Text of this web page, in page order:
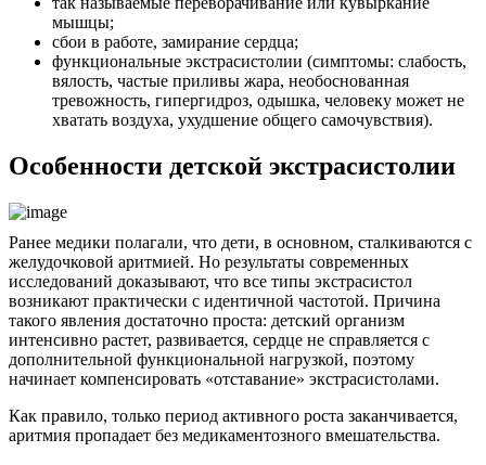
мышцы;
сбои в работе, замирание сердца;
функциональные экстрасистолии (симптомы: слабость,
вялость, частые приливы жара, необоснованная
тревожность, гипергидроз, одышка, человеку может не
хватать воздуха, ухудшение общего самочувствия).
Особенности детской экстрасистолии
Ранее медики полагали, что дети, в основном, сталкиваются с
желудочковой аритмией. Но результаты современных
исследований доказывают, что все типы экстрасистол
возникают практически с идентичной частотой. Причина
такого явления достаточно проста: детский организм
интенсивно растет, развивается, сердце не справляется с
дополнительной функциональной нагрузкой, поэтому
начинает компенсировать «отставание» экстрасистолами.
Как правило, только период активного роста заканчивается,
аритмия пропадает без медикаментозного вмешательства.